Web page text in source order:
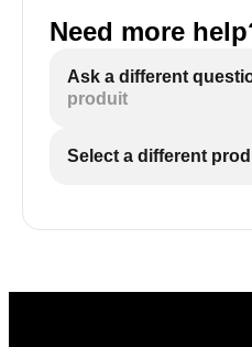
Need more
Ask a different
produit
Select a different